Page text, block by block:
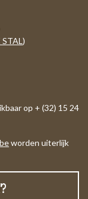
)
op + (32) 15 24
worden uiterlijk